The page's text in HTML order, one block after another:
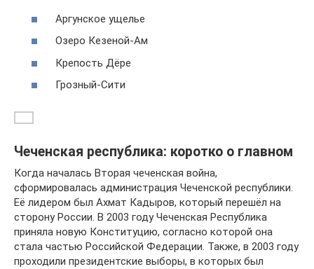
Аргунское ущелье
Озеро Кезеной-Ам
Крепость Дёре
Грозный-Сити
Чеченская республика: коротко о главном
Когда началась Вторая чеченская война,
сформировалась администрация Чеченской республики.
Её лидером был Ахмат Кадыров, который перешёл на
сторону России. В 2003 году Чеченская Республика
приняла новую Конституцию, согласно которой она
стала частью Российской Федерации. Также, в 2003 году
проходили президентские выборы, в которых был